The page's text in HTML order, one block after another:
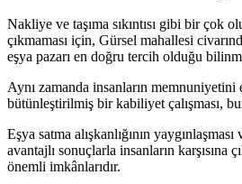
Nakliye ve taşıma sıkıntısı gibi bir çok
çıkmaması için, Gürsel mahallesi
eşya pazarı en doğru tercih olduğu
Aynı zamanda insanların
bütünleştirilmiş bir kabiliyet çalışması,
Eşya satma alışkanlığının yaygınlaşması
avantajlı sonuçlarla insanların karşısına
önemli imkânlarıdır.